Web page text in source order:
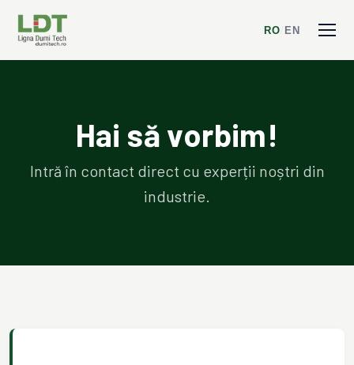
RO EN
Hai să vorbim!
Intră în contact direct cu experții noștri din
industrie.